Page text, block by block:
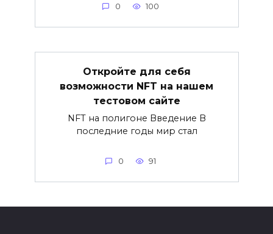
0 100
Откройте для себя
возможности NFT на нашем
тестовом сайте
NFT на полигоне Введение В
последние годы мир стал
0 91